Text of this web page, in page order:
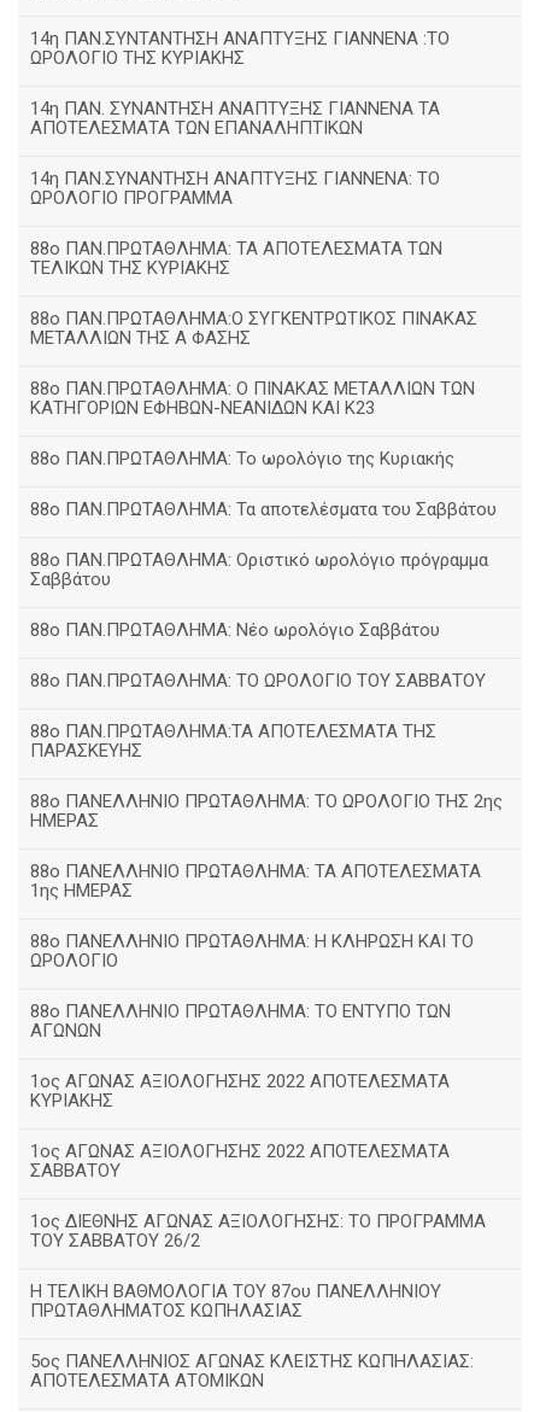
14η ΠΑΝ.ΣΥΝΤΑΝΤΗΣΗ ΑΝΑΠΤΥΞΗΣ ΓΙΑΝΝΕΝΑ :ΤΟ
ΩΡΟΛΟΓΙΟ ΤΗΣ ΚΥΡΙΑΚΗΣ
14η ΠΑΝ. ΣΥΝΑΝΤΗΣΗ ΑΝΑΠΤΥΞΗΣ ΓΙΑΝΝΕΝΑ ΤΑ
ΑΠΟΤΕΛΕΣΜΑΤΑ ΤΩΝ ΕΠΑΝΑΛΗΠΤΙΚΩΝ
14η ΠΑΝ.ΣΥΝΑΝΤΗΣΗ ΑΝΑΠΤΥΞΗΣ ΓΙΑΝΝΕΝΑ: ΤΟ
ΩΡΟΛΟΓΙΟ ΠΡΟΓΡΑΜΜΑ
88ο ΠΑΝ.ΠΡΩΤΑΘΛΗΜΑ: ΤΑ ΑΠΟΤΕΛΕΣΜΑΤΑ ΤΩΝ
ΤΕΛΙΚΩΝ ΤΗΣ ΚΥΡΙΑΚΗΣ
88ο ΠΑΝ.ΠΡΩΤΑΘΛΗΜΑ:Ο ΣΥΓΚΕΝΤΡΩΤΙΚΟΣ ΠΙΝΑΚΑΣ
ΜΕΤΑΛΛΙΩΝ ΤΗΣ Α ΦΑΣΗΣ
88ο ΠΑΝ.ΠΡΩΤΑΘΛΗΜΑ: Ο ΠΙΝΑΚΑΣ ΜΕΤΑΛΛΙΩΝ ΤΩΝ
ΚΑΤΗΓΟΡΙΩΝ ΕΦΗΒΩΝ-ΝΕΑΝΙΔΩΝ ΚΑΙ Κ23
88ο ΠΑΝ.ΠΡΩΤΑΘΛΗΜΑ: Το ωρολόγιο της Κυριακής
88ο ΠΑΝ.ΠΡΩΤΑΘΛΗΜΑ: Τα αποτελέσματα του Σαββάτου
88ο ΠΑΝ.ΠΡΩΤΑΘΛΗΜΑ: Οριστικό ωρολόγιο πρόγραμμα
Σαββάτου
88ο ΠΑΝ.ΠΡΩΤΑΘΛΗΜΑ: Νέο ωρολόγιο Σαββάτου
88ο ΠΑΝ.ΠΡΩΤΑΘΛΗΜΑ: ΤΟ ΩΡΟΛΟΓΙΟ ΤΟΥ ΣΑΒΒΑΤΟΥ
88ο ΠΑΝ.ΠΡΩΤΑΘΛΗΜΑ:ΤΑ ΑΠΟΤΕΛΕΣΜΑΤΑ ΤΗΣ
ΠΑΡΑΣΚΕΥΗΣ
88ο ΠΑΝΕΛΛΗΝΙΟ ΠΡΩΤΑΘΛΗΜΑ: ΤΟ ΩΡΟΛΟΓΙΟ ΤΗΣ 2ης
ΗΜΕΡΑΣ
88ο ΠΑΝΕΛΛΗΝΙΟ ΠΡΩΤΑΘΛΗΜΑ: ΤΑ ΑΠΟΤΕΛΕΣΜΑΤΑ
1ης ΗΜΕΡΑΣ
88ο ΠΑΝΕΛΛΗΝΙΟ ΠΡΩΤΑΘΛΗΜΑ: Η ΚΛΗΡΩΣΗ ΚΑΙ ΤΟ
ΩΡΟΛΟΓΙΟ
88ο ΠΑΝΕΛΛΗΝΙΟ ΠΡΩΤΑΘΛΗΜΑ: ΤΟ ΕΝΤΥΠΟ ΤΩΝ
ΑΓΩΝΩΝ
1ος ΑΓΩΝΑΣ ΑΞΙΟΛΟΓΗΣΗΣ 2022 ΑΠΟΤΕΛΕΣΜΑΤΑ
ΚΥΡΙΑΚΗΣ
1ος ΑΓΩΝΑΣ ΑΞΙΟΛΟΓΗΣΗΣ 2022 ΑΠΟΤΕΛΕΣΜΑΤΑ
ΣΑΒΒΑΤΟΥ
1ος ΔΙΕΘΝΗΣ ΑΓΩΝΑΣ ΑΞΙΟΛΟΓΗΣΗΣ: ΤΟ ΠΡΟΓΡΑΜΜΑ
ΤΟΥ ΣΑΒΒΑΤΟΥ 26/2
Η ΤΕΛΙΚΗ ΒΑΘΜΟΛΟΓΙΑ ΤΟΥ 87ου ΠΑΝΕΛΛΗΝΙΟΥ
ΠΡΩΤΑΘΛΗΜΑΤΟΣ ΚΩΠΗΛΑΣΙΑΣ
5ος ΠΑΝΕΛΛΗΝΙΟΣ ΑΓΩΝΑΣ ΚΛΕΙΣΤΗΣ ΚΩΠΗΛΑΣΙΑΣ:
ΑΠΟΤΕΛΕΣΜΑΤΑ ΑΤΟΜΙΚΩΝ